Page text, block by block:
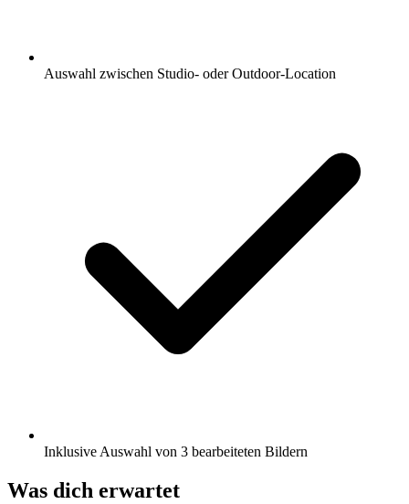
Auswahl zwischen Studio- oder Outdoor-Location
Inklusive Auswahl von 3 bearbeiteten Bildern
Was dich erwartet